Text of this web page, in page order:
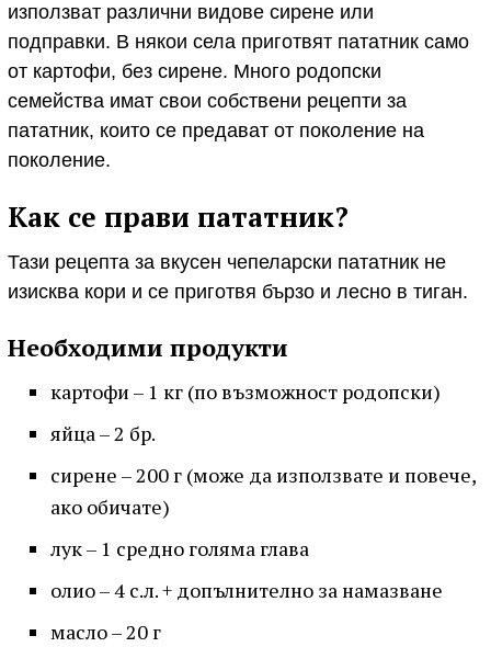
използват различни видове сирене или
подправки. В някои села приготвят пататник само
от картофи, без сирене. Много родопски
семейства имат свои собствени рецепти за
пататник, които се предават от поколение на
поколение.
Как се прави пататник?
Тази рецепта за вкусен чепеларски пататник не
изисква кори и се приготвя бързо и лесно в тиган.
Необходими продукти
картофи – 1 кг (по възможност родопски)
яйца – 2 бр.
сирене – 200 г (може да използвате и повече,
ако обичате)
лук – 1 средно голяма глава
олио – 4 с.л. + допълнително за намазване
масло – 20 г